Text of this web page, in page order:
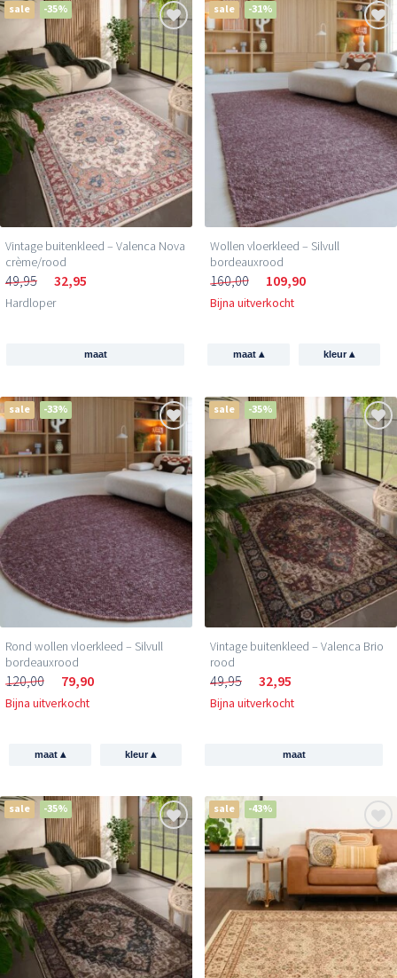
sale -35%
Vintage buitenkleed – Valenca Nova
crème/rood
49,95 32,95
Hardloper
maat
sale -31%
Wollen vloerkleed – Silvull
bordeauxrood
160,00 109,90
Bijna uitverkocht
maat ▴ kleur▴
sale -33%
Rond wollen vloerkleed – Silvull
bordeauxrood
120,00 79,90
Bijna uitverkocht
maat ▴ kleur▴
sale -35%
Vintage buitenkleed – Valenca Brio
rood
49,95 32,95
Bijna uitverkocht
maat
sale -35% sale -43%